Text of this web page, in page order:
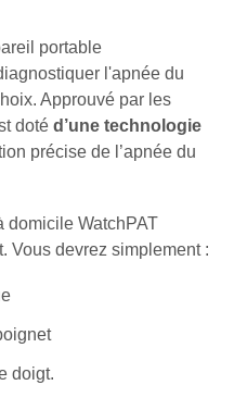
portable
l'apnée du
Approuvé par les
doté d’une technologie
précise de l’apnée du
domicile WatchPAT
Vous devrez simplement :
doigt.